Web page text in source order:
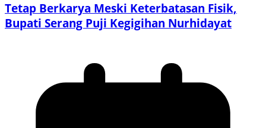
Tetap Berkarya Meski Keterbatasan Fisik,
Bupati Serang Puji Kegigihan Nurhidayat